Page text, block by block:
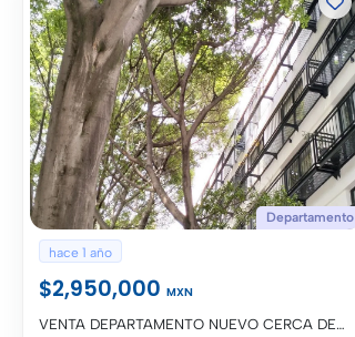
Departamento
hace 1 año
$2,950,000MXN
VENTA DEPARTAMENTO NUEVO CERCA DE